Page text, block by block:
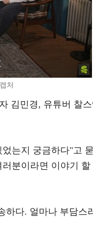
처
김민경, 유튜버 찰스
는지 궁금하다"고
분이라면 이야기 할
다. 얼마나 부담스